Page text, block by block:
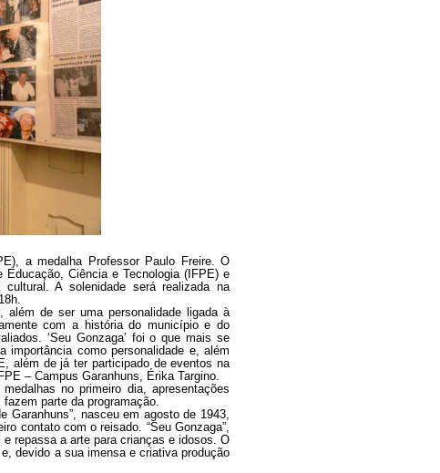
a medalha Professor Paulo Freire. O
Ciência e Tecnologia (IFPE) e
A solenidade será realizada na
além de ser uma personalidade ligada à
com a história do município e do
‘Seu Gonzaga’ foi o que mais se
como personalidade e, além
além de já ter participado de eventos na
– Campus Garanhuns, Érika Targino.
no primeiro dia, apresentações
parte da programação.
Garanhuns”, nasceu em agosto de 1943,
contato com o reisado. “Seu Gonzaga”,
repassa a arte para crianças e idosos. O
devido a sua imensa e criativa produção